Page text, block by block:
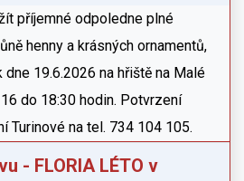
příjemné odpoledne plné
henny a krásných ornamentů,
dne 19.6.2026 na hřiště na Malé
do 18:30 hodin. Potvrzení
Turinové na tel. 734 104 105.
- FLORIA LÉTO v